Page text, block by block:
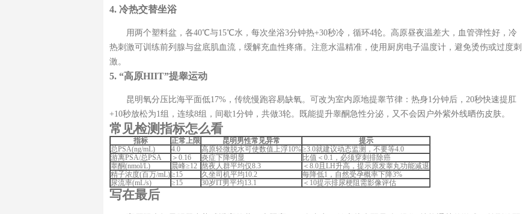
4. 冷热交替坐浴
用两个塑料盆，各40℃与15℃水，每次坐浴3分钟热+30秒冷，循环4轮。高原昼夜温差大，血管弹性好，冷
热刺激可训练前列腺与盆底肌血流，缓解充血性疼痛。注意水温精准，使用厨房电子温度计，避免烫伤或过度刺
激。
5. “高原HIIT”提睾运动
昆明氧分压比海平面低17%，传统慢跑容易缺氧。可改为室内原地提睾节律：热身1分钟后，20秒快速提肛
+10秒放松为1组，连续8组，间歇1分钟，共做3轮。既能提升睾酮急性分泌，又不会因户外紫外线晒伤皮肤。
常见检测指标怎么看
指标 正常上限 昆明男性常见异常
提示
总PSA(ng/mL)
4.0 高原轻微脱水可使数值上浮10%≥3.0就建议动态监测，不要等4.0
游离PSA/总PSA
＞0.16 炎症下降明显
比值＜0.1，必须穿刺排除癌
睾酮(nmol/L)
晨峰≥12 熬夜人群平均仅8.3
＜8.0且LH升高，提示原发睾丸功能减退
精子浓度(百万/mL)≥15 久坐司机平均10.2
每降低1，自然受孕概率下降3%
尿流率(mL/s)
≥15 30岁IT男平均13.1 ＜10提示排尿梗阻需影像评估
写在最后